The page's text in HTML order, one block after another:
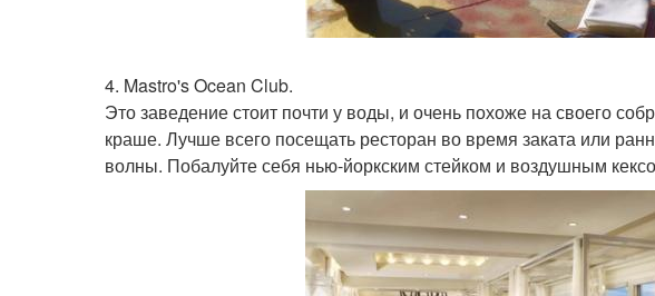
4. Mastro's Ocean Club.
Это заведение стоит почти у воды, и очень похоже на своего
краше. Лучше всего посещать ресторан во время заката или
волны. Побалуйте себя нью-йоркским стейком и воздушным